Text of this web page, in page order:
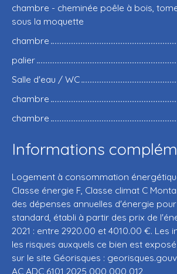
chambre - cheminée poêle à bois,
sous la moquette
chambre
palier
Salle d'eau / WC
chambre
chambre
Informations
Logement à consommation
Classe énergie F, Classe climat C
des dépenses annuelles d'énergie
standard, établi à partir des prix de
2021 : entre 2920.00 et 4010.00 €. Les
les risques auxquels ce bien est
sur le site Géorisques :
AC ADC 6101 2025 000 000 012